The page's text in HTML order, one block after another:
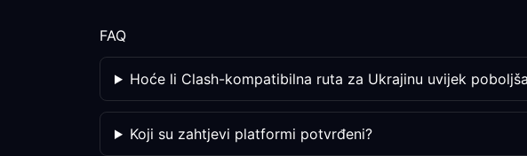
FAQ
Hoće li Clash-kompatibilna ruta za Ukrajinu uvijek
Koji su zahtjevi platformi potvrđeni?